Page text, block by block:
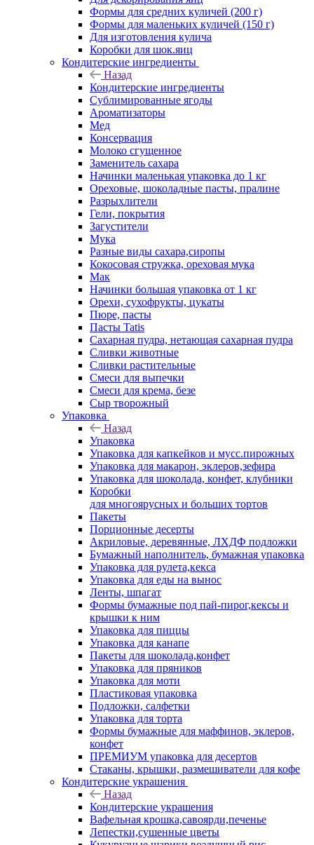
Формы для средних куличей (200 г)
Формы для маленьких куличей (150 г)
Для изготовления кулича
Коробки для шок.яиц
Кондитерские ингредиенты
Назад
Кондитерские ингредиенты
Сублимированные ягоды
Ароматизаторы
Мед
Консервация
Молоко сгущенное
Заменитель сахара
Начинки маленькая упаковка до 1 кг
Ореховые, шоколадные пасты, пралине
Разрыхлители
Гели, покрытия
Загустители
Мука
Разные виды сахара,сиропы
Кокосовая стружка, ореховая мука
Мак
Начинки большая упаковка от 1 кг
Орехи, сухофрукты, цукаты
Пюре, пасты
Пасты Tatis
Сахарная пудра, нетающая сахарная пудра
Сливки животные
Сливки растительные
Смеси для выпечки
Смеси для крема, безе
Сыр творожный
Упаковка
Назад
Упаковка
Упаковка для капкейков и мусс.пирожных
Упаковка для макарон, эклеров,зефира
Упаковка для шоколада, конфет, клубники
Коробки
для многоярусных и больших тортов
Пакеты
Порционные десерты
Акриловые, деревянные, ЛХДФ подложки
Бумажный наполнитель, бумажная упаковка
Упаковка для рулета,кекса
Упаковка для еды на вынос
Ленты, шпагат
Формы бумажные под пай-пирог,кексы и
крышки к ним
Упаковка для пиццы
Упаковка для канапе
Пакеты для шоколада,конфет
Упаковка для пряников
Упаковка для моти
Пластиковая упаковка
Подложки, салфетки
Упаковка для торта
Формы бумажные для маффинов, эклеров,
конфет
ПРЕМИУМ упаковка для десертов
Стаканы, крышки, размешиватели для кофе
Кондитерские украшения
Назад
Кондитерские украшения
Вафельная крошка,савоярди,печенье
Лепестки,сушенные цветы